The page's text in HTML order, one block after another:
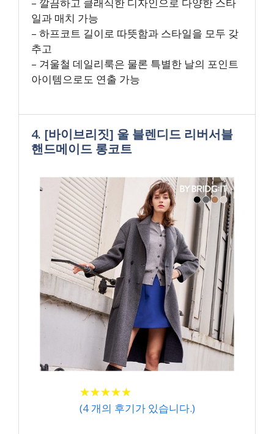
일과 매치 가능
– 하프코트 길이로 따뜻함과 스타일을 모두 갖
추고
– 겨울철 데일리룩은 물론 특별한 날의 포인트
아이템으로도 연출 가능
4. [바이브리짓] 울 블렌디드 리버서블
핸드메이드 롱코트
★★★★★
★★★★★
(4개의 후기가 있습니다.)